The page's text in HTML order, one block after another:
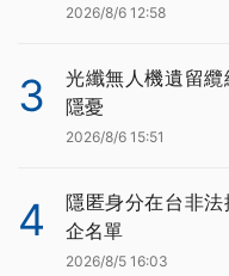
2026/8/6 12:58
3
光纖無人機遺留
隱憂
2026/8/6 15:51
4
隱匿身分在台非
企名單
2026/8/5 16:03